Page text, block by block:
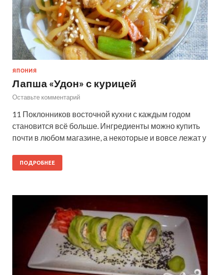
ЯПОНИЯ
Лапша «Удон» с курицей
Оставьте комментарий
11 Поклонников восточной кухни с каждым годом
становится всё больше. Ингредиенты можно купить
почти в любом магазине, а некоторые и вовсе лежат у
ПОДРОБНЕЕ